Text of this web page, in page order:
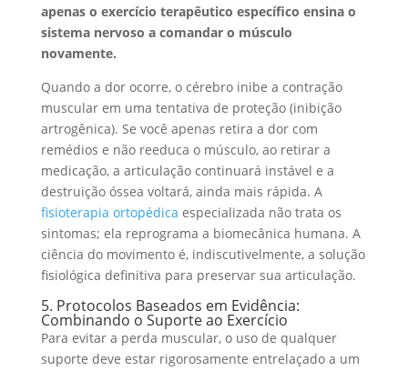
apenas o exercício terapêutico específico ensina o
sistema nervoso a comandar o músculo
novamente.
Quando a dor ocorre, o cérebro inibe a contração
muscular em uma tentativa de proteção (inibição
artrogênica). Se você apenas retira a dor com
remédios e não reeduca o músculo, ao retirar a
medicação, a articulação continuará instável e a
destruição óssea voltará, ainda mais rápida. A
fisioterapia ortopédica especializada não trata os
sintomas; ela reprograma a biomecânica humana. A
ciência do movimento é, indiscutivelmente, a solução
fisiológica definitiva para preservar sua articulação.
5. Protocolos Baseados em Evidência:
Combinando o Suporte ao Exercício
Para evitar a perda muscular, o uso de qualquer
suporte deve estar rigorosamente entrelaçado a um